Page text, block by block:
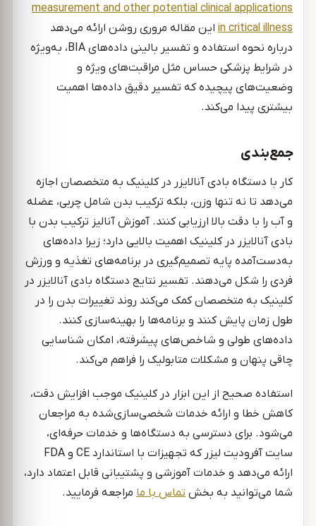
measurement and other potential clinical applications
in critical illnessاین مقاله مروری روشن ارائه می‌دهد
درباره نحوه استفاده و تفسیر بالینی داده‌های BIA، به‌ویژه
در شرایط پزشکی حساس مثل مراقبت‌های ویژه و
وضعیت‌های پیچیده که تفسیر دقیق داده‌ها اهمیت
بیشتری پیدا می‌کند.
جمع‌بندی
کار با دستگاه بادی آنالایزر در کلینیک به متخصصان اجازه
می‌دهد تا نه تنها وزن، بلکه ترکیب بدن شامل چربی، عضله
و آب را با دقت بالا ارزیابی کنند. آموزش آنالیز ترکیب بدن با
بادی آنالایزر در کلینیک اهمیت بالایی دارد؛ زیرا داده‌های
به‌دست‌آمده پایه تصمیم‌گیری در برنامه‌های تغذیه و ورزش
فردی را شکل می‌دهند. تفسیر نتایج دستگاه بادی آنالایزر در
کلینیک به متخصصان کمک می‌کند روند تغییرات بدن را در
طول زمان پایش کنند و برنامه‌ها را بهینه‌سازی کنند.
داده‌های طولی و شاخص‌های پیشرفته، امکان شناسایی
چاقی پنهان و مشکلات متابولیک را فراهم می‌کند.
استفاده صحیح از این ابزار در کلینیک موجب افزایش دقت،
کاهش خطا و ارائه خدمات شخصی‌سازی‌شده به مراجعان
می‌شود. برای دسترسی به دستگاه‌ها و خدمات حرفه‌ای،
سایت آفرودیت لیزر که تجهیزات با استاندارد CE و FDA
ارائه می‌دهد و خدمات آموزشی و پشتیبانی قابل اعتماد دارد،
شما می‌توانید به بخش تماس با ما مراجعه فرمایید.